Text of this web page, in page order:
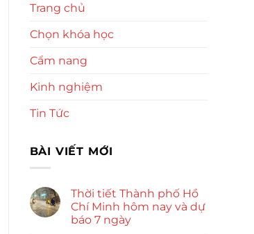
Trang chủ
Chọn khóa học
Cẩm nang
Kinh nghiệm
Tin Tức
BÀI VIẾT MỚI
Thời tiết Thành phố Hồ
Chí Minh hôm nay và dự
báo 7 ngày